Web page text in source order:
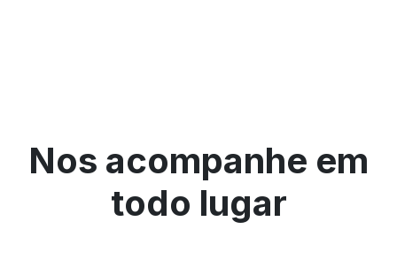
Nos acompanhe em
todo lugar